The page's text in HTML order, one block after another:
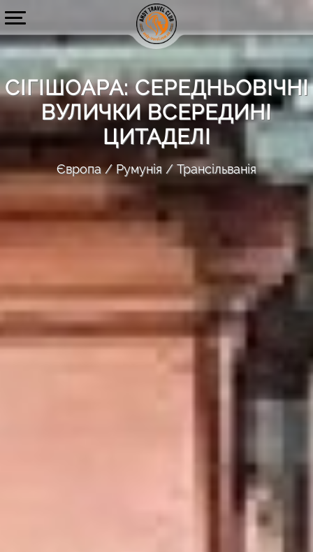
СІГІШОАРА: СЕРЕДНЬОВІЧНІ
ВУЛИЧКИ ВСЕРЕДИНІ
ЦИТАДЕЛІ
Європа Румунія Трансільванія